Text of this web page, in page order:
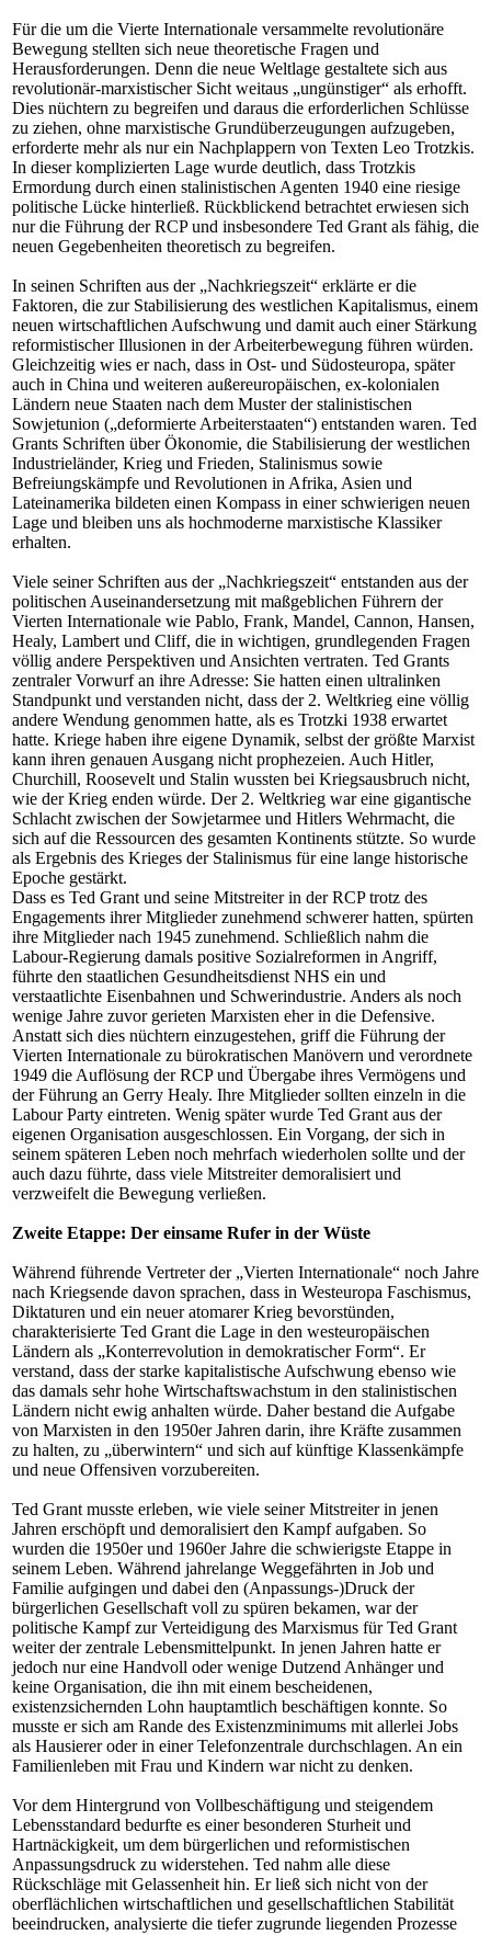
Für die um die Vierte Internationale versammelte revolutionäre
Bewegung stellten sich neue theoretische Fragen und
Herausforderungen. Denn die neue Weltlage gestaltete sich aus
revolutionär-marxistischer Sicht weitaus „ungünstiger“ als erhofft.
Dies nüchtern zu begreifen und daraus die erforderlichen Schlüsse
zu ziehen, ohne marxistische Grundüberzeugungen aufzugeben,
erforderte mehr als nur ein Nachplappern von Texten Leo Trotzkis.
In dieser komplizierten Lage wurde deutlich, dass Trotzkis
Ermordung durch einen stalinistischen Agenten 1940 eine riesige
politische Lücke hinterließ. Rückblickend betrachtet erwiesen sich
nur die Führung der RCP und insbesondere Ted Grant als fähig, die
neuen Gegebenheiten theoretisch zu begreifen.
In seinen Schriften aus der „Nachkriegszeit“ erklärte er die
Faktoren, die zur Stabilisierung des westlichen Kapitalismus, einem
neuen wirtschaftlichen Aufschwung und damit auch einer Stärkung
reformistischer Illusionen in der Arbeiterbewegung führen würden.
Gleichzeitig wies er nach, dass in Ost- und Südosteuropa, später
auch in China und weiteren außereuropäischen, ex-kolonialen
Ländern neue Staaten nach dem Muster der stalinistischen
Sowjetunion („deformierte Arbeiterstaaten“) entstanden waren. Ted
Grants Schriften über Ökonomie, die Stabilisierung der westlichen
Industrieländer, Krieg und Frieden, Stalinismus sowie
Befreiungskämpfe und Revolutionen in Afrika, Asien und
Lateinamerika bildeten einen Kompass in einer schwierigen neuen
Lage und bleiben uns als hochmoderne marxistische Klassiker
erhalten.
Viele seiner Schriften aus der „Nachkriegszeit“ entstanden aus der
politischen Auseinandersetzung mit maßgeblichen Führern der
Vierten Internationale wie Pablo, Frank, Mandel, Cannon, Hansen,
Healy, Lambert und Cliff, die in wichtigen, grundlegenden Fragen
völlig andere Perspektiven und Ansichten vertraten. Ted Grants
zentraler Vorwurf an ihre Adresse: Sie hatten einen ultralinken
Standpunkt und verstanden nicht, dass der 2. Weltkrieg eine völlig
andere Wendung genommen hatte, als es Trotzki 1938 erwartet
hatte. Kriege haben ihre eigene Dynamik, selbst der größte Marxist
kann ihren genauen Ausgang nicht prophezeien. Auch Hitler,
Churchill, Roosevelt und Stalin wussten bei Kriegsausbruch nicht,
wie der Krieg enden würde. Der 2. Weltkrieg war eine gigantische
Schlacht zwischen der Sowjetarmee und Hitlers Wehrmacht, die
sich auf die Ressourcen des gesamten Kontinents stützte. So wurde
als Ergebnis des Krieges der Stalinismus für eine lange historische
Epoche gestärkt.
Dass es Ted Grant und seine Mitstreiter in der RCP trotz des
Engagements ihrer Mitglieder zunehmend schwerer hatten, spürten
ihre Mitglieder nach 1945 zunehmend. Schließlich nahm die
Labour-Regierung damals positive Sozialreformen in Angriff,
führte den staatlichen Gesundheitsdienst NHS ein und
verstaatlichte Eisenbahnen und Schwerindustrie. Anders als noch
wenige Jahre zuvor gerieten Marxisten eher in die Defensive.
Anstatt sich dies nüchtern einzugestehen, griff die Führung der
Vierten Internationale zu bürokratischen Manövern und verordnete
1949 die Auflösung der RCP und Übergabe ihres Vermögens und
der Führung an Gerry Healy. Ihre Mitglieder sollten einzeln in die
Labour Party eintreten. Wenig später wurde Ted Grant aus der
eigenen Organisation ausgeschlossen. Ein Vorgang, der sich in
seinem späteren Leben noch mehrfach wiederholen sollte und der
auch dazu führte, dass viele Mitstreiter demoralisiert und
verzweifelt die Bewegung verließen.
Zweite Etappe: Der einsame Rufer in der Wüste
Während führende Vertreter der „Vierten Internationale“ noch Jahre
nach Kriegsende davon sprachen, dass in Westeuropa Faschismus,
Diktaturen und ein neuer atomarer Krieg bevorstünden,
charakterisierte Ted Grant die Lage in den westeuropäischen
Ländern als „Konterrevolution in demokratischer Form“. Er
verstand, dass der starke kapitalistische Aufschwung ebenso wie
das damals sehr hohe Wirtschaftswachstum in den stalinistischen
Ländern nicht ewig anhalten würde. Daher bestand die Aufgabe
von Marxisten in den 1950er Jahren darin, ihre Kräfte zusammen
zu halten, zu „überwintern“ und sich auf künftige Klassenkämpfe
und neue Offensiven vorzubereiten.
Ted Grant musste erleben, wie viele seiner Mitstreiter in jenen
Jahren erschöpft und demoralisiert den Kampf aufgaben. So
wurden die 1950er und 1960er Jahre die schwierigste Etappe in
seinem Leben. Während jahrelange Weggefährten in Job und
Familie aufgingen und dabei den (Anpassungs-)Druck der
bürgerlichen Gesellschaft voll zu spüren bekamen, war der
politische Kampf zur Verteidigung des Marxismus für Ted Grant
weiter der zentrale Lebensmittelpunkt. In jenen Jahren hatte er
jedoch nur eine Handvoll oder wenige Dutzend Anhänger und
keine Organisation, die ihn mit einem bescheidenen,
existenzsichernden Lohn hauptamtlich beschäftigen konnte. So
musste er sich am Rande des Existenzminimums mit allerlei Jobs
als Hausierer oder in einer Telefonzentrale durchschlagen. An ein
Familienleben mit Frau und Kindern war nicht zu denken.
Vor dem Hintergrund von Vollbeschäftigung und steigendem
Lebensstandard bedurfte es einer besonderen Sturheit und
Hartnäckigkeit, um dem bürgerlichen und reformistischen
Anpassungsdruck zu widerstehen. Ted nahm alle diese
Rückschläge mit Gelassenheit hin. Er ließ sich nicht von der
oberflächlichen wirtschaftlichen und gesellschaftlichen Stabilität
beeindrucken, analysierte die tiefer zugrunde liegenden Prozesse